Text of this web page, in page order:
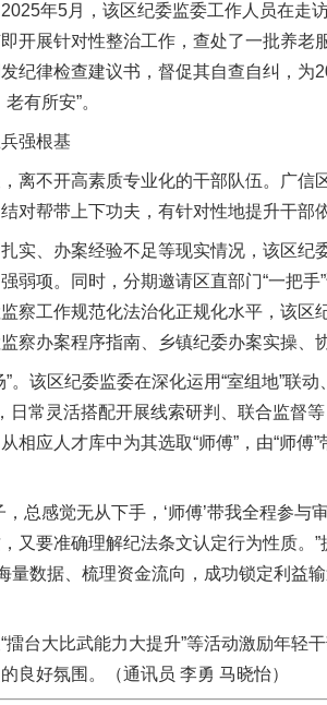
年5月，该区纪委监委工作人员在走访
开展针对性整治工作，查处了一批养
纪律检查建议书，督促其自查自纠，
有所安”。
强根基
不开高素质专业化的干部队伍。广信
对帮带上下功夫，有针对性地提升干部
、办案经验不足等现实情况，该区纪
弱项。同时，分期邀请区直部门“一把
察工作规范化法治化正规化水平，该
察办案程序指南、乡镇纪委办案实操、
该区纪委监委在深化运用“室组地”联
日常灵活搭配开展线索研判、联合监督
相应人才库中为其选取“师傅”，由“师傅
感觉无从下手，‘师傅’带我全程参与
又要准确理解纪法条文认定行为性质。
量数据、梳理资金流向，成功锁定利益
大比武能力大提升”等活动激励年轻
良好氛围。（通讯员 李勇 马晓怡）